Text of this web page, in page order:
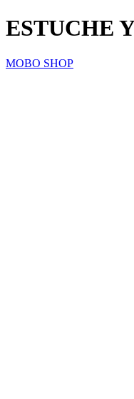
ESTUCHE
MOBO SHOP